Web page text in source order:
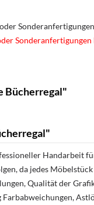
Bücherregal"
Handarbeit
da jedes
Qualität der